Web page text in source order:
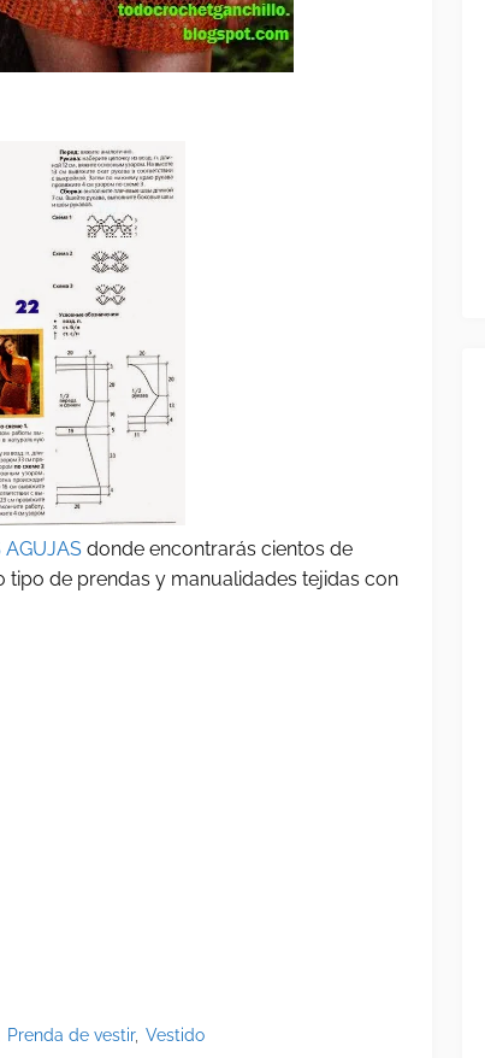
AGUJAS donde encontrarás cientos de
de prendas y manualidades tejidas con
Prenda de vestir Vestido